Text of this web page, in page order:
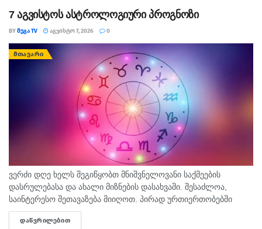
7 აგვისტოს ასტროლოგიური პროგნოზი
BYᲛᲔᲒᲐ TV ᲐᲒᲕᲘᲡᲢᲝ 7, 2026 0
ᲛᲗᲐᲕᲐᲠᲘ
ვერძი დღე ხელს შეგიწყობთ მნიშვნელოვანი საქმეების
დასრულებასა და ახალი მიზნების დასახვაში. შესაძლოა,
საინტერესო შეთავაზება მიიღოთ. პირად ურთიერთობებში
გულწრფელი საუბარი ბევრ გაუგებრობას გააქრობს. კურო
ფინანსურ საკითხებში სიფრთხილე გამოიჩინეთ და ემოციური...
ᲓᲐᲬᲕᲠᲘᲚᲔᲑᲘᲗ